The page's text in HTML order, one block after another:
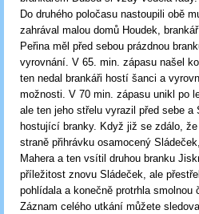
Do druhého poločasu nastoupili obě
zahrával malou domů Houdek,
Peřina měl před sebou prázdnou
vyrovnání. V 65. min. zápasu našel
ten nedal brankáři hostí šanci a
možnosti. V 70 min. zápasu unikl po
ale ten jeho střelu vyrazil před sebe
hostující branky. Když již se zdálo,
straně přihrávku osamocený
Mahera a ten vsítil druhou branku
příležitost znovu Sládeček, ale
pohlídala a konečně protrhla smolnou
Záznam celého utkání můžete